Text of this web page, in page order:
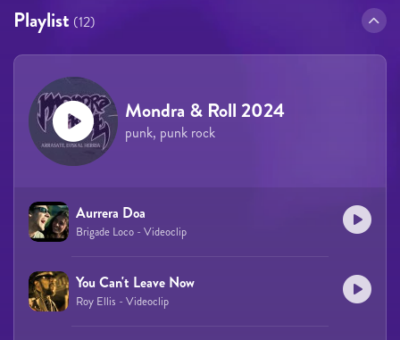
Playlist (12)
Mondra & Roll 2024
punk, punk rock
Aurrera Doa
Brigade Loco - Videoclip
You Can't Leave Now
Roy Ellis - Videoclip